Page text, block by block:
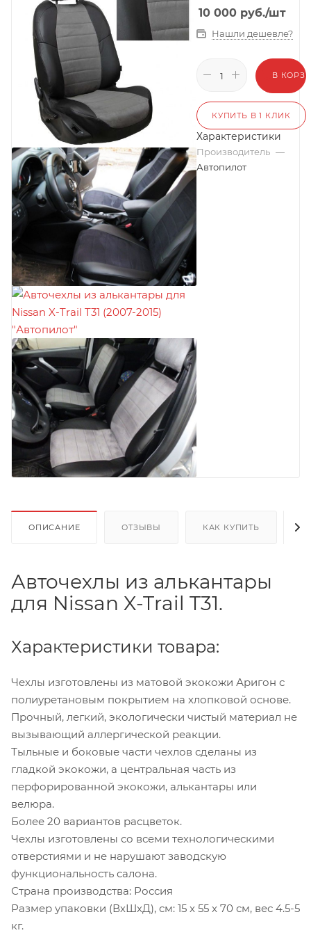
10 000 руб./шт
Нашли дешевле?
В
КУПИТЬ В 1 КЛИК
Характеристики
Производитель —
Автопилот
ОПИСАНИЕ ОТЗЫВЫ КАК КУПИТЬ
Авточехлы из алькантары
для Nissan X-Trail T31.
Характеристики товара:
Чехлы изготовлены из матовой экокожи Аригон с
полиуретановым покрытием на хлопковой основе.
Прочный, легкий, экологически чистый материал не
вызывающий аллергической реакции.
Тыльные и боковые части чехлов сделаны из
гладкой экокожи, а центральная часть из
перфорированной экокожи, алькантары или
велюра.
Более 20 вариантов расцветок.
Чехлы изготовлены со всеми технологическими
отверстиями и не нарушают заводскую
функциональность салона.
Страна производства: Россия
Размер упаковки (ВхШхД), см: 15 x 55 x 70 см, вес 4.5-5
кг.